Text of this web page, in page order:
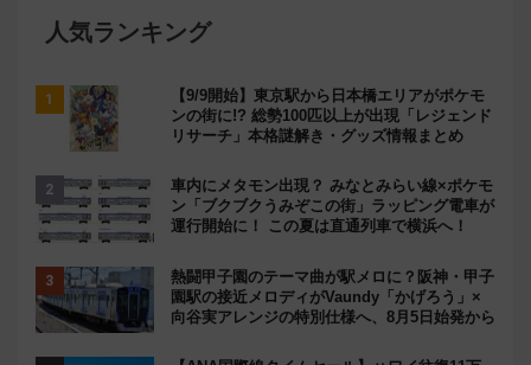
人気ランキング
【9/9開始】東京駅から日本橋エリアがポケモ
ンの街に!? 総勢100匹以上が出現「レジェンド
リサーチ」本格謎解き・グッズ情報まとめ
車内にメタモン出現？ みなとみらい線×ポケモ
ン「ブクブクうみぞこの街」ラッピング電車が
運行開始に！ この夏は直通列車で横浜へ！
熱闘甲子園のテーマ曲が駅メロに？阪神・甲子
園駅の接近メロディがVaundy「かげろう」×
向谷実アレンジの特別仕様へ、8月5日始発から